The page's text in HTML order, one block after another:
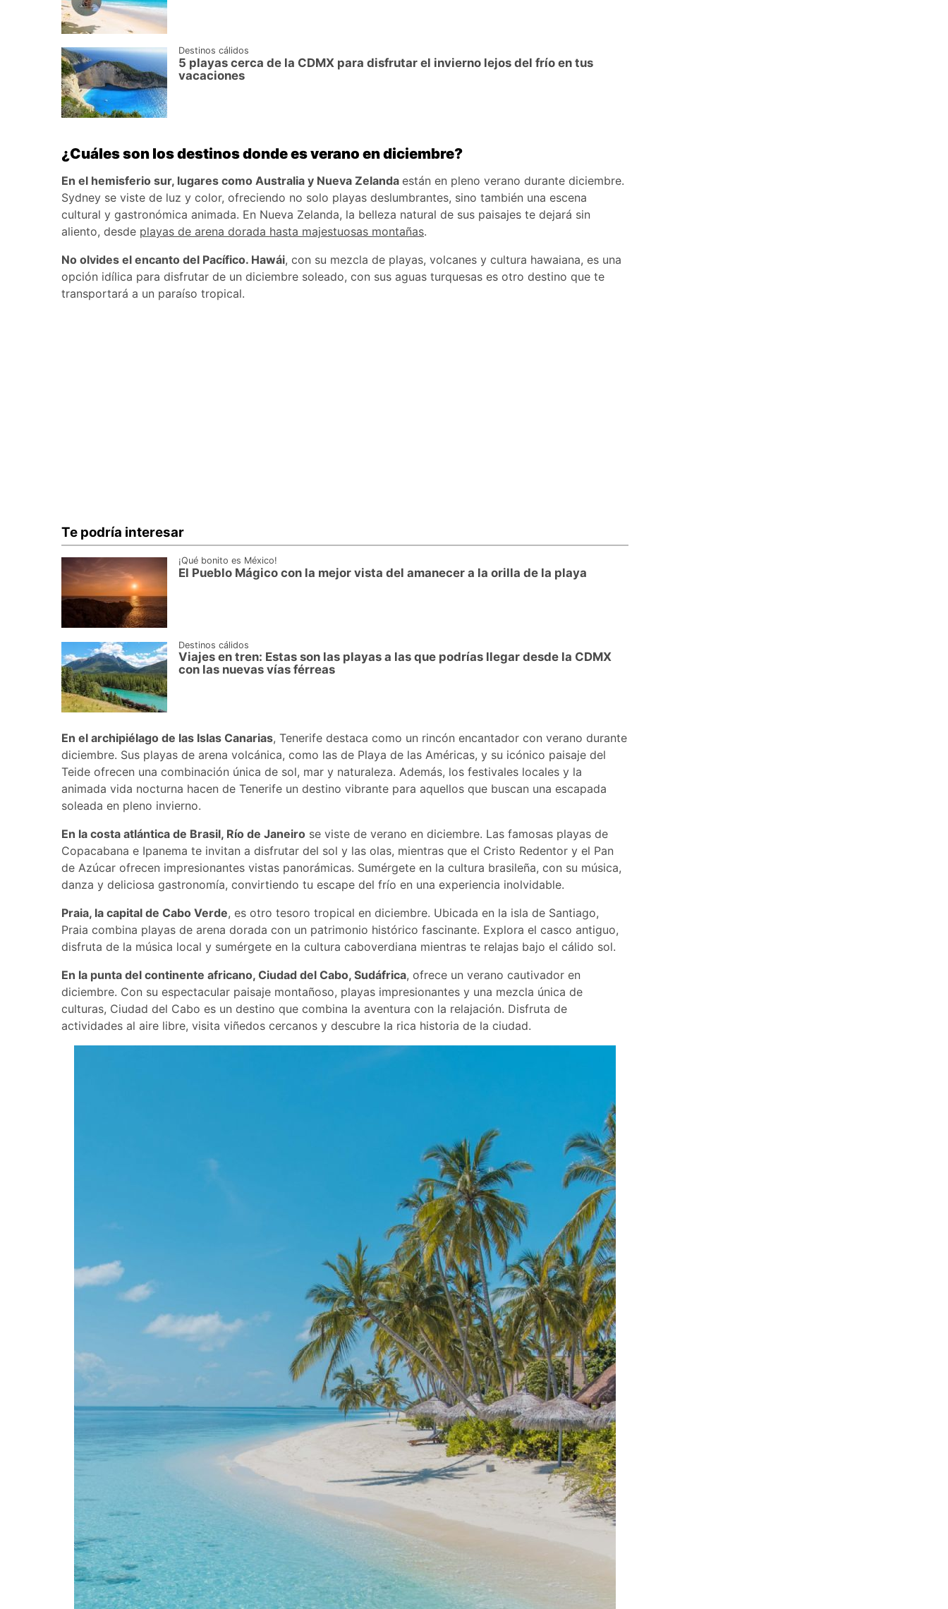
Destinos cálidos
5 playas cerca de la CDMX para disfrutar el invierno lejos del frío en tus
vacaciones
¿Cuáles son los destinos donde es verano en diciembre?
En el hemisferio sur, lugares como Australia y Nueva Zelanda están en pleno verano durante diciembre.
Sydney se viste de luz y color, ofreciendo no solo playas deslumbrantes, sino también una escena
cultural y gastronómica animada. En Nueva Zelanda, la belleza natural de sus paisajes te dejará sin
aliento, desde playas de arena dorada hasta majestuosas montañas.
No olvides el encanto del Pacífico. Hawái, con su mezcla de playas, volcanes y cultura hawaiana, es una
opción idílica para disfrutar de un diciembre soleado, con sus aguas turquesas es otro destino que te
transportará a un paraíso tropical.
Te podría interesar
¡Qué bonito es México!
El Pueblo Mágico con la mejor vista del amanecer a la orilla de la playa
Destinos cálidos
Viajes en tren: Estas son las playas a las que podrías llegar desde la CDMX
con las nuevas vías férreas
En el archipiélago de las Islas Canarias, Tenerife destaca como un rincón encantador con verano durante
diciembre. Sus playas de arena volcánica, como las de Playa de las Américas, y su icónico paisaje del
Teide ofrecen una combinación única de sol, mar y naturaleza. Además, los festivales locales y la
animada vida nocturna hacen de Tenerife un destino vibrante para aquellos que buscan una escapada
soleada en pleno invierno.
En la costa atlántica de Brasil, Río de Janeiro se viste de verano en diciembre. Las famosas playas de
Copacabana e Ipanema te invitan a disfrutar del sol y las olas, mientras que el Cristo Redentor y el Pan
de Azúcar ofrecen impresionantes vistas panorámicas. Sumérgete en la cultura brasileña, con su música,
danza y deliciosa gastronomía, convirtiendo tu escape del frío en una experiencia inolvidable.
Praia, la capital de Cabo Verde, es otro tesoro tropical en diciembre. Ubicada en la isla de Santiago,
Praia combina playas de arena dorada con un patrimonio histórico fascinante. Explora el casco antiguo,
disfruta de la música local y sumérgete en la cultura caboverdiana mientras te relajas bajo el cálido sol.
En la punta del continente africano, Ciudad del Cabo, Sudáfrica, ofrece un verano cautivador en
diciembre. Con su espectacular paisaje montañoso, playas impresionantes y una mezcla única de
culturas, Ciudad del Cabo es un destino que combina la aventura con la relajación. Disfruta de
actividades al aire libre, visita viñedos cercanos y descubre la rica historia de la ciudad.